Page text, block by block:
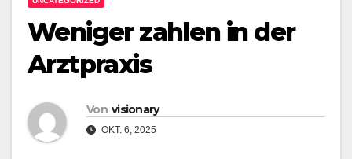
Weniger zahlen in der
Arztpraxis
Von visionary
OKT. 6, 2025